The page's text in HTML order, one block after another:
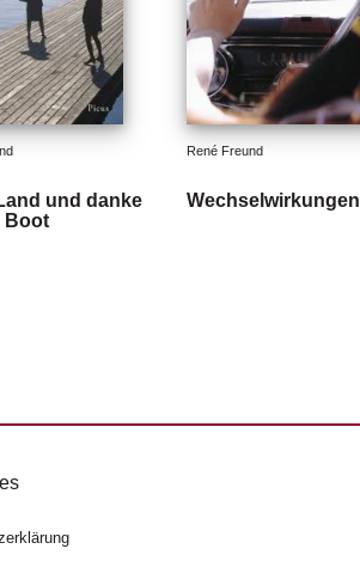
und danke
Boot
René Freund
Wechselwirkungen